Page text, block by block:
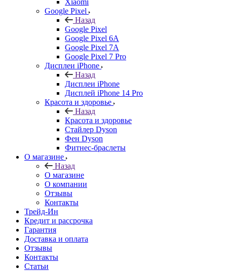
Xiaomi
Google Pixel
Назад
Google Pixel
Google Pixel 6A
Google Pixel 7А
Google Pixel 7 Pro
Дисплеи iPhone
Назад
Дисплеи iPhone
Дисплей iPhone 14 Pro
Красота и здоровье
Назад
Красота и здоровье
Стайлер Dyson
Фен Dyson
Фитнес-браслеты
О магазине
Назад
О магазине
О компании
Отзывы
Контакты
Трейд-Ин
Кредит и рассрочка
Гарантия
Доставка и оплата
Отзывы
Контакты
Статьи